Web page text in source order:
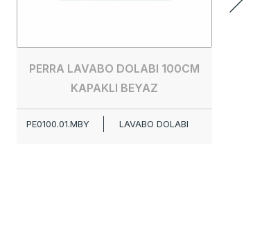
PERRA LAVABO DOLABI 100CM
KAPAKLI BEYAZ
PE0100.01.MBY LAVABO DOLABI